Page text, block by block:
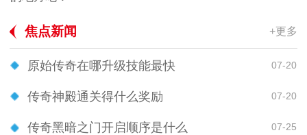
焦点新闻 +更多
原始传奇在哪升级技能最快 07-20
传奇神殿通关得什么奖励 07-20
传奇黑暗之门开启顺序是什么 07-25